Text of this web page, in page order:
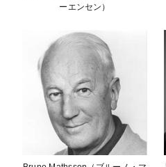
ーエンセン）